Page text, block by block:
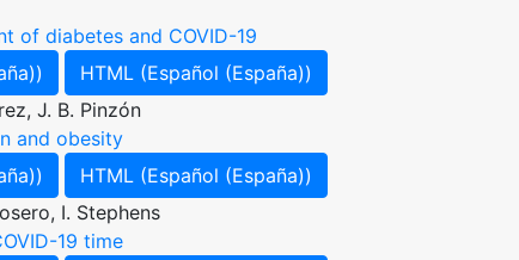
of diabetes and COVID-19
HTML (Español (España))
J. B. Pinzón
and obesity
HTML (Español (España))
I. Stephens
19 time